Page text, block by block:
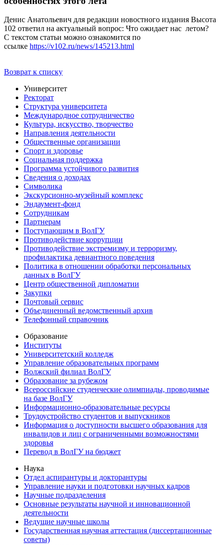
Денис Анатольевич для редакции новостного издания Высота
102 ответил на актуальный вопрос: Что ожидает нас летом?
С текстом статьи можно ознакомится по
ссылке https://v102.ru/news/145213.html
Возврат к списку
Университет
Ректорат
Структура университета
Международное сотрудничество
Культура, искусство, творчество
Направления деятельности
Общественные организации
Спорт и здоровье
Социальная поддержка
Программа устойчивого развития
Сведения о доходах
Символика
Экскурсионно-музейный комплекс
Эндаумент-фонд
Сотрудникам
Партнерам
Поступающим в ВолГУ
Противодействие коррупции
Противодействие экстремизму и терроризму,
профилактика девиантного поведения
Политика в отношении обработки персональных
данных в ВолГУ
Центр общественной дипломатии
Закупки
Почтовый сервис
Объединенный ведомственный архив
Телефонный справочник
Образование
Институты
Университетский колледж
Управление образовательных программ
Волжский филиал ВолГУ
Образование за рубежом
Всероссийские студенческие олимпиады, проводимые
на базе ВолГУ
Информационно-образовательные ресурсы
Трудоустройство студентов и выпускников
Информация о доступности высшего образования для
инвалидов и лиц с ограниченными возможностями
здоровья
Перевод в ВолГУ на бюджет
Наука
Отдел аспирантуры и докторантуры
Управление науки и подготовки научных кадров
Научные подразделения
Основные результаты научной и инновационной
деятельности
Ведущие научные школы
Государственная научная аттестация (диссертационные
советы)